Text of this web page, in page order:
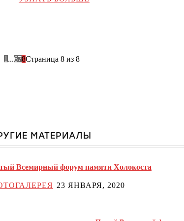
1 ...678Страница 8 из 8
МАТЕРИАЛЫ
Всемирный форум памяти Холокоста
23 ЯНВАРЯ, 2020